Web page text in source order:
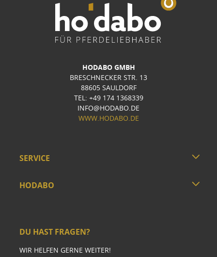
HODABO GMBH
BRESCHNECKER STR. 13
88605 SAULDORF
TEL: +49 174 1368339
INFO@HODABO.DE
WWW.HODABO.DE
SERVICE
HODABO
DU HAST FRAGEN?
WIR HELFEN GERNE WEITER!